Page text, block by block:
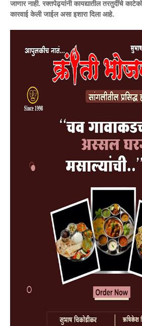
जाणार नाही. रक्तपेढ्यांनी कायद्यातील तरतुदींचे
कारवाई केली जाईल असा इशारा दिला आहे.